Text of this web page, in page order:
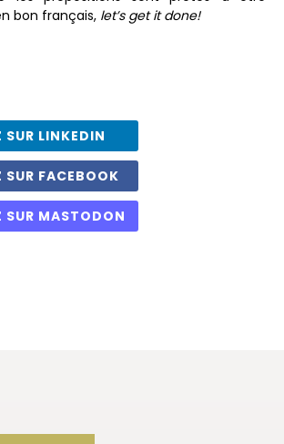
bon français, let’s get it done!
SUR LINKEDIN
SUR FACEBOOK
SUR MASTODON